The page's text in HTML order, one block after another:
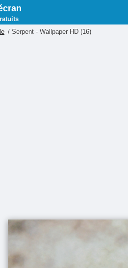
/ Serpent - Wallpaper HD (16)